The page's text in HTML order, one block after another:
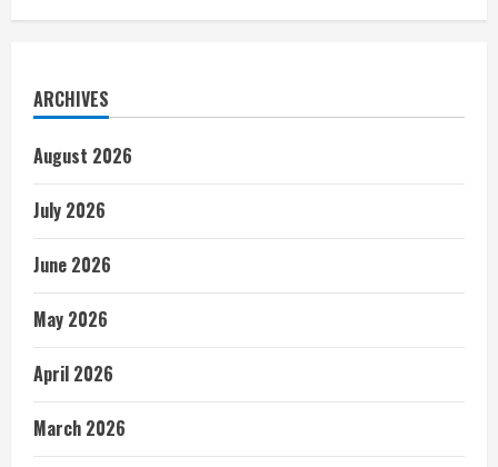
ARCHIVES
August 2026
July 2026
June 2026
May 2026
April 2026
March 2026